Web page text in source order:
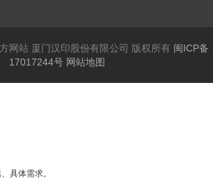
网站 厦门汉印股份有限公司 版权所有 闽ICP备
17017244号 网站地图
具体需求。